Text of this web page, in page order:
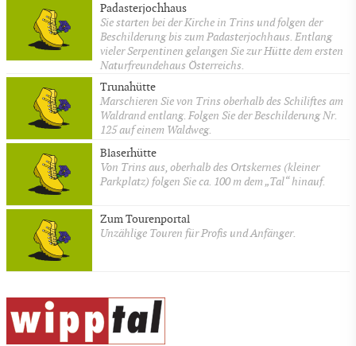
Padasterjochhaus
Sie starten bei der Kirche in Trins und folgen der
Beschilderung bis zum Padasterjochhaus. Entlang
vieler Serpentinen gelangen Sie zur Hütte dem ersten
Naturfreundehaus Österreichs.
Trunahütte
Marschieren Sie von Trins oberhalb des Schiliftes am
Waldrand entlang. Folgen Sie der Beschilderung Nr.
125 auf einem Waldweg.
Blaserhütte
Von Trins aus, oberhalb des Ortskernes (kleiner
Parkplatz) folgen Sie ca. 100 m dem „Tal“ hinauf.
Zum Tourenportal
Unzählige Touren für Profis und Anfänger.